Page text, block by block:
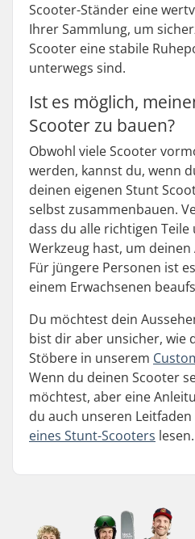
Scooter-Ständer eine
Ihrer Sammlung, um
Scooter eine stabile
unterwegs sind.
Ist es möglich,
Scooter zu bauen?
Obwohl viele Scooter
werden, kannst du, wenn
deinen eigenen Stunt
selbst zusammenbauen.
dass du alle richtigen
Werkzeug hast, um
Für jüngere Personen ist
einem Erwachsenen
Du möchtest dein
bist dir aber unsicher, wie
Stöbere in unserem
Wenn du deinen Scooter
möchtest, aber eine
du auch unseren Leitfaden
eines Stunt-Scooters lesen.